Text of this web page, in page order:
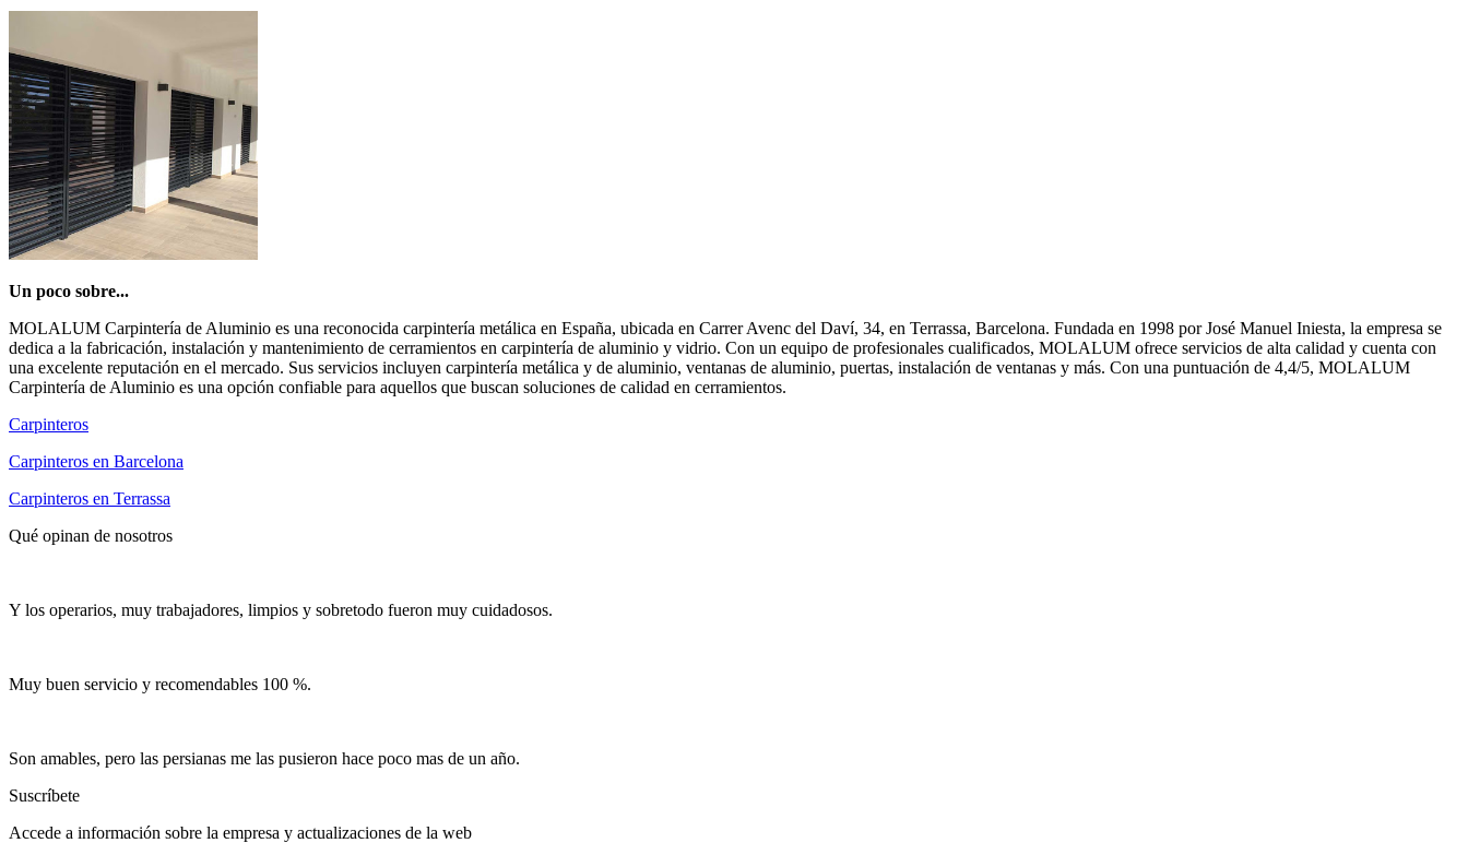
Un poco sobre...
MOLALUM Carpintería de Aluminio es una reconocida carpintería metálica en España, ubicada en Carrer Avenc del Daví, 34, en Terrassa, Barcelona. Fundada en 1998 por José Manuel Iniesta, la empresa se
dedica a la fabricación, instalación y mantenimiento de cerramientos en carpintería de aluminio y vidrio. Con un equipo de profesionales cualificados, MOLALUM ofrece servicios de alta calidad y cuenta con
una excelente reputación en el mercado. Sus servicios incluyen carpintería metálica y de aluminio, ventanas de aluminio, puertas, instalación de ventanas y más. Con una puntuación de 4,4/5, MOLALUM
Carpintería de Aluminio es una opción confiable para aquellos que buscan soluciones de calidad en cerramientos.
Carpinteros
Carpinteros en Barcelona
Carpinteros en Terrassa
Qué opinan de nosotros
Y los operarios, muy trabajadores, limpios y sobretodo fueron muy cuidadosos.
Muy buen servicio y recomendables 100 %.
Son amables, pero las persianas me las pusieron hace poco mas de un año.
Suscríbete
Accede a información sobre la empresa y actualizaciones de la web